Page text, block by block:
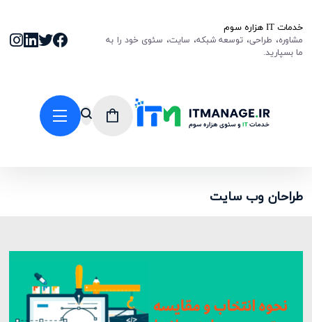
خدمات IT هزاره سوم
مشاوره، طراحی، توسعه شبکه، سایت، سئوی خود را به
ما بسپارید.
طراحان وب سایت